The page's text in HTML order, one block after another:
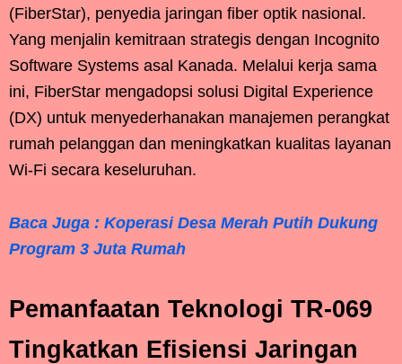
(FiberStar), penyedia jaringan fiber optik nasional.
Yang menjalin kemitraan strategis dengan Incognito
Software Systems asal Kanada. Melalui kerja sama
ini, FiberStar mengadopsi solusi Digital Experience
(DX) untuk menyederhanakan manajemen perangkat
rumah pelanggan dan meningkatkan kualitas layanan
Wi-Fi secara keseluruhan.
Baca Juga : Koperasi Desa Merah Putih Dukung
Program 3 Juta Rumah
Pemanfaatan Teknologi TR-069
Tingkatkan Efisiensi Jaringan